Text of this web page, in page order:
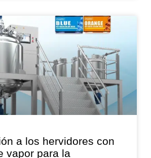
a los hervidores con
vapor para la